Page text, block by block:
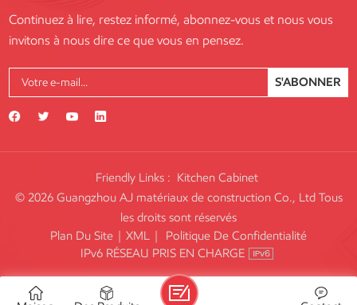
Continuez à lire, restez informé, abonnez-vous et nous vous
invitons à nous dire ce que vous en pensez.
S'ABONNER
Friendly Links : Kitchen Cabinet
© 2026 Guangzhou AJ matériaux de construction Co., Ltd Tous
les droits sont réservés
Plan Du Site | XML |
Politique De Confidentialité
IPv6 RÉSEAU PRIS EN CHARGE